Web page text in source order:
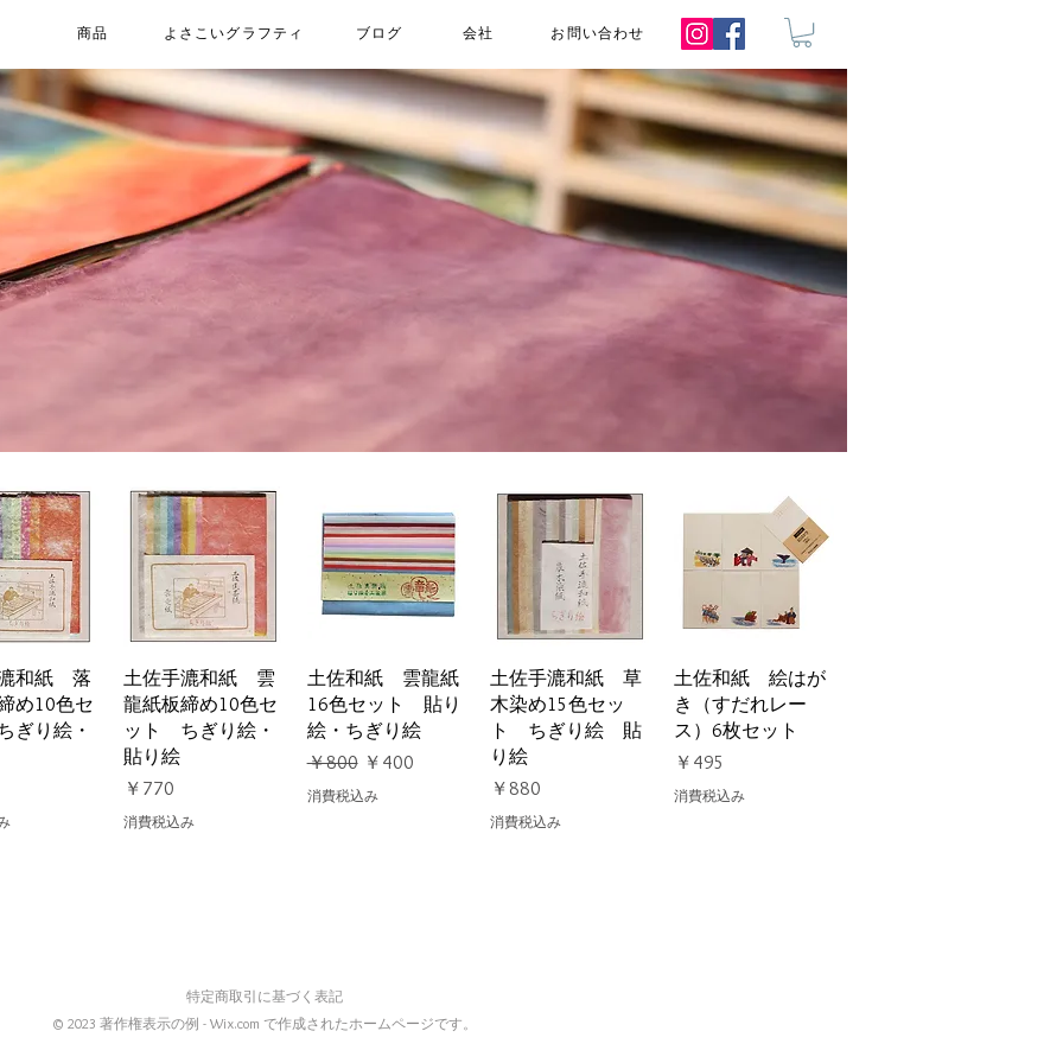
商品 よさこいグラフティ ブログ 会社 お問い合わせ
クビュー
和紙 落
め10色セ
り絵・
クイックビュー
土佐手漉和紙 雲
龍紙板締め10色セ
ット ちぎり絵・
貼り絵
価格
￥770
消費税込み
クイックビュー
土佐和紙 雲龍紙
16色セット 貼り
絵・ちぎり絵
通常価格
￥800 セール価格
￥400
消費税込み
クイックビュー
土佐手漉和紙 草
木染め15色セッ
ト ちぎり絵 貼
り絵
価格
￥880
消費税込み
クイックビュー
土佐和紙 絵はが
き（すだれレー
ス）6枚セット
価格
￥495
消費税込み
特定商取引に基づく表記
© 2023 著作権表示の例 - Wix.com で作成されたホームページです。